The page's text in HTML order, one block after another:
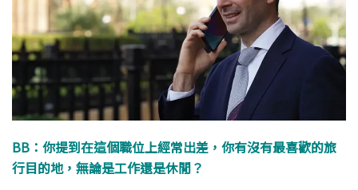
BB：你提到在這個職位上經常出差，你有沒有最喜歡的旅
行目的地，無論是工作還是休閒？